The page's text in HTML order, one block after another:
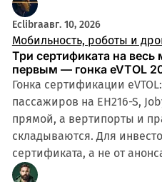
Eclibraавг. 10, 2026
Мобильность, роботы и
Три сертификата на весь
первым — гонка eVTOL
Гонка сертификации
пассажиров на EH216-S,
прямой, а вертипорты и
складываются. Для
сертификата, а не от